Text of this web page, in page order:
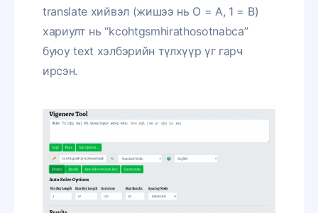
translate хийвэл (жишээ нь O = A, 1 = B)
хариулт нь “kcohtgsmhirathosotnabca”
буюу text хэлбэрийн түлхүүр үг гарч
ирсэн.